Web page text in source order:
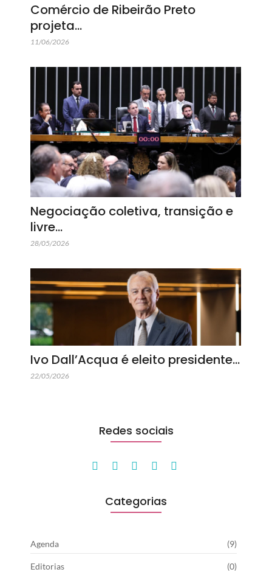
Comércio de Ribeirão Preto
projeta…
11/06/2026
Negociação coletiva, transição e
livre…
28/05/2026
Ivo Dall’Acqua é eleito presidente…
22/05/2026
Redes sociais
Categorias
Agenda (9)
Editorias (0)